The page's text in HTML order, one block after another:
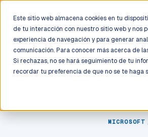
Este sitio web almacena cookies en tu
de tu interacción con nuestro sitio web y nos
experiencia de navegación y para generar
comunicación. Para conocer más acerca de
Si rechazas, no se hará seguimiento de tu
recordar tu preferencia de que no se te haga
Process
MICROSOFT